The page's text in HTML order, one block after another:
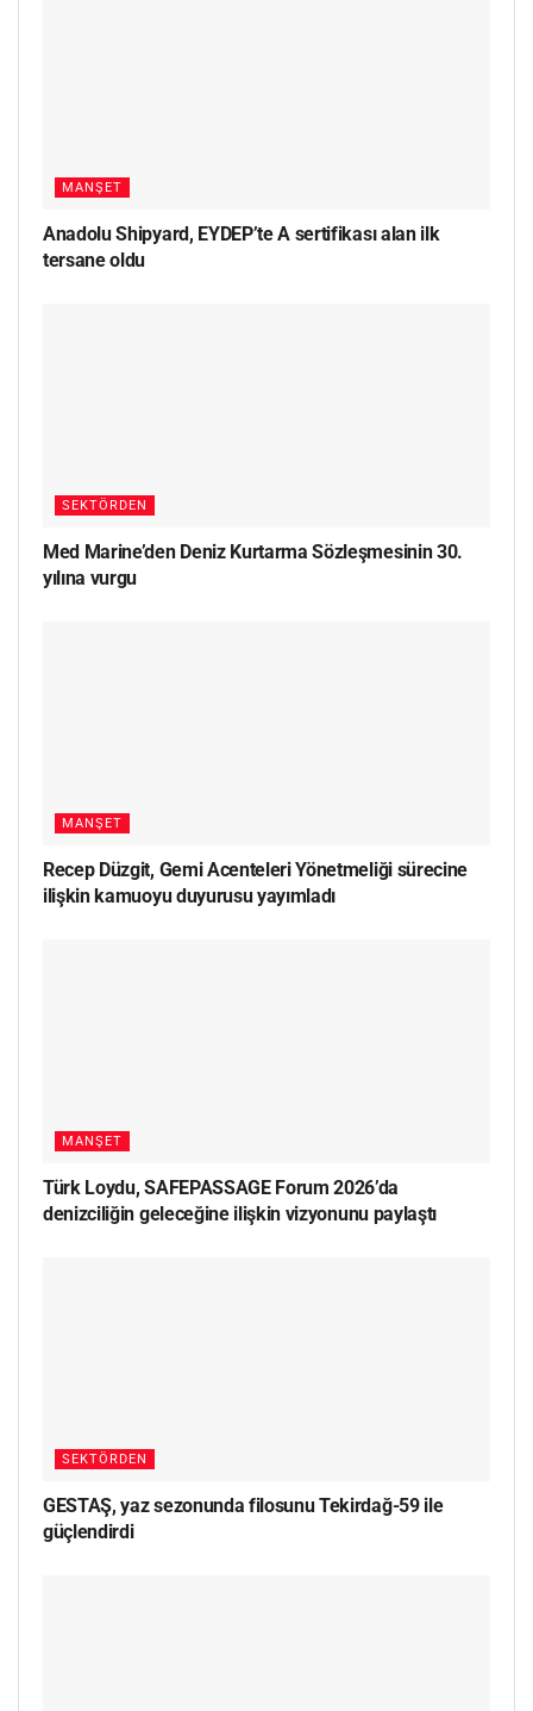
MANŞET
Anadolu Shipyard, EYDEP’te A sertifikası alan ilk
tersane oldu
SEKTÖRDEN
Med Marine’den Deniz Kurtarma Sözleşmesinin 30.
yılına vurgu
MANŞET
Recep Düzgit, Gemi Acenteleri Yönetmeliği sürecine
ilişkin kamuoyu duyurusu yayımladı
MANŞET
Türk Loydu, SAFEPASSAGE Forum 2026’da
denizciliğin geleceğine ilişkin vizyonunu paylaştı
SEKTÖRDEN
GESTAŞ, yaz sezonunda filosunu Tekirdağ-59 ile
güçlendirdi